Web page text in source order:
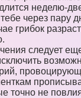
неделю-
через пару
грибок
следует
точно не